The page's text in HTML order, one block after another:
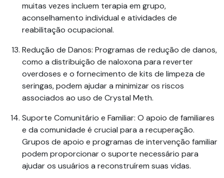
muitas vezes incluem terapia em grupo,
aconselhamento individual e atividades de
reabilitação ocupacional.
Redução de Danos: Programas de redução de danos,
como a distribuição de naloxona para reverter
overdoses e o fornecimento de kits de limpeza de
seringas, podem ajudar a minimizar os riscos
associados ao uso de Crystal Meth.
Suporte Comunitário e Familiar: O apoio de familiares
e da comunidade é crucial para a recuperação.
Grupos de apoio e programas de intervenção familiar
podem proporcionar o suporte necessário para
ajudar os usuários a reconstruírem suas vidas.